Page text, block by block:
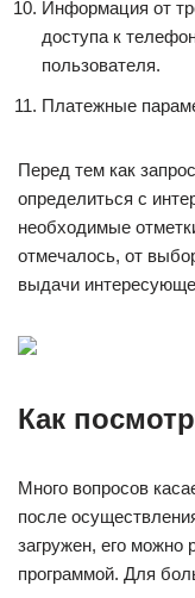
Информация от
доступа к
пользователя.
Платежные
Перед тем как
определиться с
необходимые
отмечалось, от
выдачи
Как
Много вопросов
после
загружен, его
программой. Для